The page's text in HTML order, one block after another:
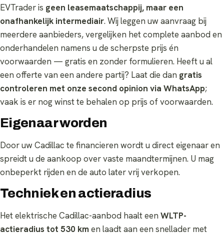
EVTrader is geen leasemaatschappij, maar een
onafhankelijk intermediair. Wij leggen uw aanvraag bij
meerdere aanbieders, vergelijken het complete aanbod en
onderhandelen namens u de scherpste prijs én
voorwaarden — gratis en zonder formulieren. Heeft u al
een offerte van een andere partij? Laat die dan gratis
controleren met onze second opinion via WhatsApp;
vaak is er nog winst te behalen op prijs of voorwaarden.
Eigenaar worden
Door uw Cadillac te financieren wordt u direct eigenaar en
spreidt u de aankoop over vaste maandtermijnen. U mag
onbeperkt rijden en de auto later vrij verkopen.
Techniek en actieradius
Het elektrische Cadillac-aanbod haalt een WLTP-
actieradius tot 530 km en laadt aan een snellader met